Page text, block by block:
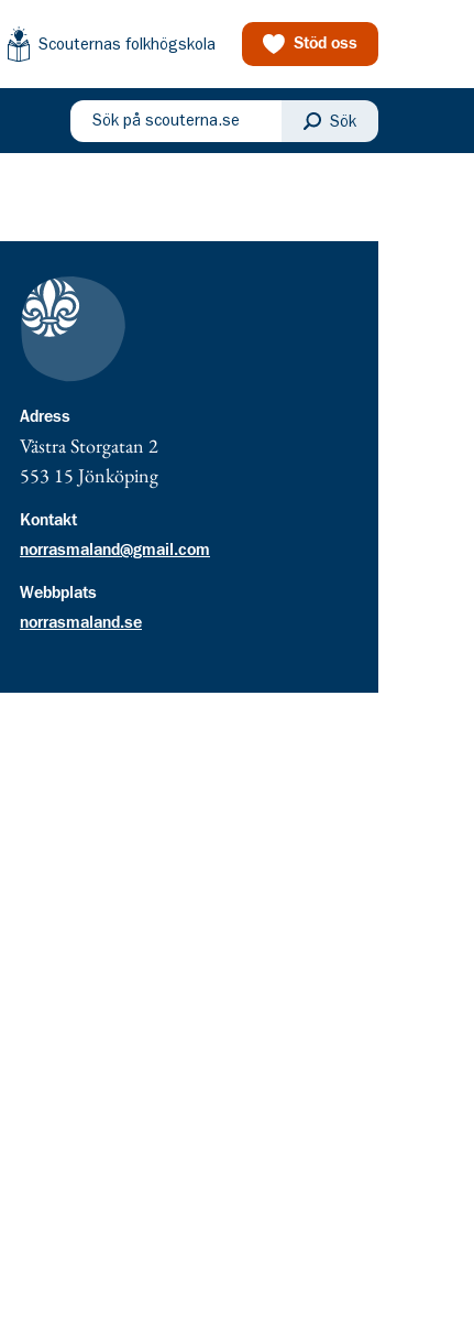
Scouternas folkhögskola Stöd oss
Sök på scouterna.se Sök
Kontaktuppgifter
Adressadress för Norra Smålands Scoutdistriktskår
Västra Storgatan 2
553 15 Jönköping
Kontaktkontakt information för Norra Smålands
norrasmaland@gmail.com
Webbplats
norrasmaland.se